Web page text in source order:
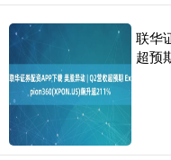
联华
超预